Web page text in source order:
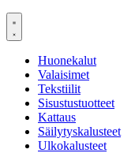
Huonekalut
Valaisimet
Tekstiilit
Sisustustuotteet
Kattaus
Säilytyskalusteet
Ulkokalusteet